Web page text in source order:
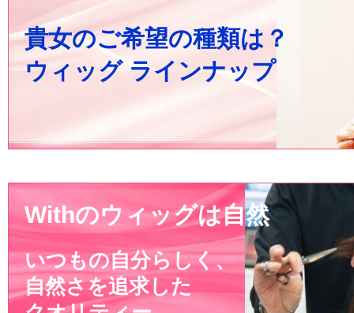
貴女のご希望の種類は？
ウィッグ ラインナップ
Withのウィッグは自然
いつもの自分らしく、
自然さを追求した